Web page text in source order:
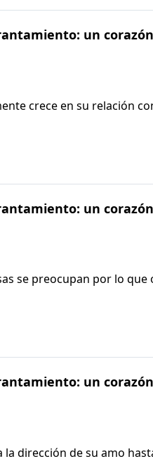
un
crece en su relación
vuelve más humilde.
un
se preocupan por lo
de las personas humildes
Wolgemuth lo
un
dirección de su amo